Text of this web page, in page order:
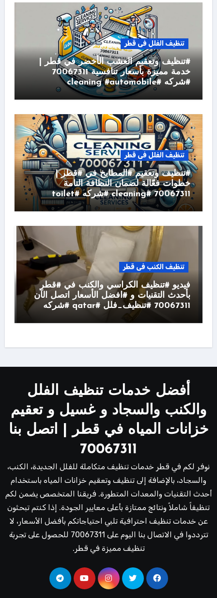
تنظيف الفلل فى قطر
#تنظيف وتعقيم العشب الأخضر في قطر |
خدمة مميزة بأسعار تنافسية 70067311
#شركه #cleaning #automobile
تنظيف الفلل فى قطر
#تنظيف وتعقيم #المطابخ في #قطر |
خطوات فعّالة لضمان النظافة التامة
70067311 #cleaning #شركه #toilet
تنظيف الكنب فى قطر
فيديو #تنظيف الكراسي والكنب في #قطر
بأحدث التقنيات و #افضل الأسعار اتصل الآن
70067311 #تنظيف_فلل #qatar #شركه
أفضل خدمات تنظيف الفلل
والكنب والسجاد و غسيل و تعقيم
خزانات المياه في قطر | اتصل بنا
70067311
نوفر لكم في قطر خدمات تنظيف متكاملة للفلل الجديدة، الكنب،
والسجاد، بالإضافة إلى تنظيف وتعقيم خزانات المياه باستخدام
أحدث التقنيات والمعدات المتطورة. فريقنا المتخصص يضمن لكم
تنظيفاً شاملاً ونتائج ممتازة بأعلى معايير الجودة. إذا كنتم تبحثون
عن خدمات تنظيف احترافية تلبي احتياجاتكم بأفضل الأسعار، لا
تترددوا في الاتصال بنا اليوم على 70067311 للحصول على تجربة
تنظيف مميزة في قطر.